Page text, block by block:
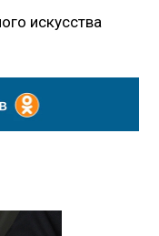
искусства